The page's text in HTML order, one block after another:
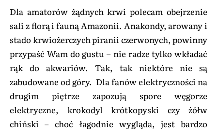
Dla amatorów żądnych krwi polecam obejrzenie
sali z florą i fauną Amazonii. Anakondy, arowany i
stado krwiożerczych piranii czerwonych, powinny
przypaść Wam do gustu – nie radze tylko wkładać
rąk do akwariów. Tak, tak niektóre nie są
zabudowane od góry. Dla fanów elektryczności na
drugim piętrze zapozują spore węgorze
elektryczne, krokodyl krótkopyski czy żółw
chiński – choć łagodnie wygląda, jest bardzo